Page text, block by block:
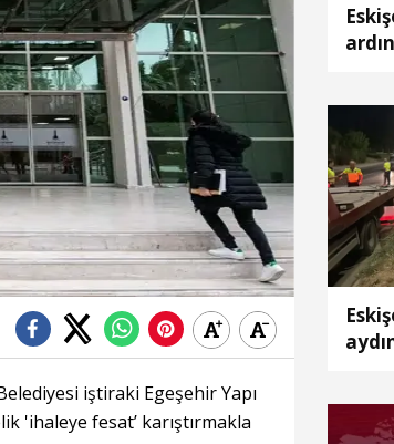
iştiraki Egeşehir Yapı
'ihaleye fesat’ karıştırmakla